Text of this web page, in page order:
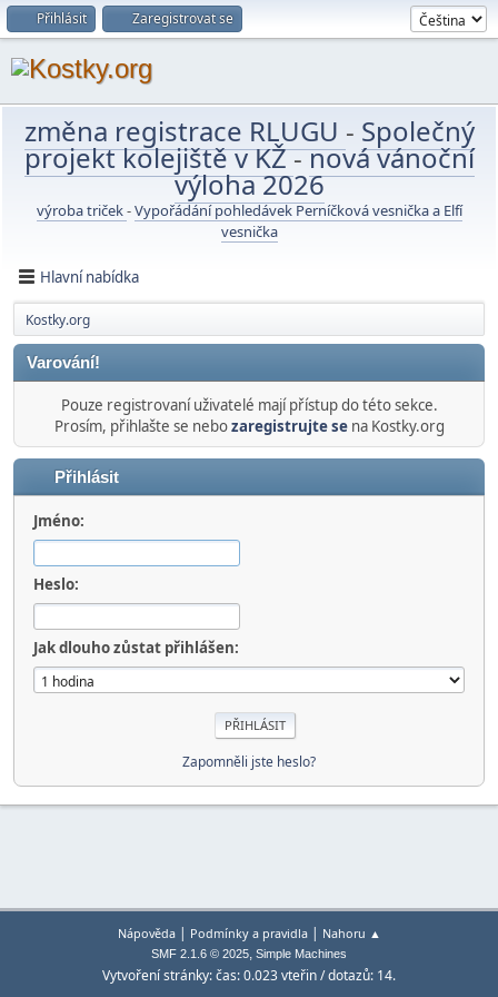
Přihlásit Zaregistrovat se
změna registrace RLUGU - Společný
projekt kolejiště v KŽ-nová vánoční
výloha 2026
výroba triček-Vypořádání pohledávek Perníčková vesnička a Elfí
vesnička
Hlavní nabídka
Kostky.org
Varování!
Pouze registrovaní uživatelé mají přístup do této sekce.
Prosím, přihlašte se nebozaregistrujte sena Kostky.org
Přihlásit
Jméno:
Heslo:
Jak dlouho zůstat přihlášen:
Zapomněli jste heslo?
Nápověda| Podmínky a pravidla| Nahoru ▲
SMF 2.1.6 © 2025, Simple Machines
Vytvoření stránky: čas: 0.023 vteřin / dotazů: 14.